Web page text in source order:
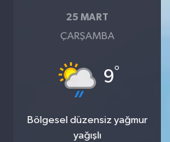
25 MART
ÇARŞAMBA
9°
Bölgesel düzensiz yağmur
yağışlı